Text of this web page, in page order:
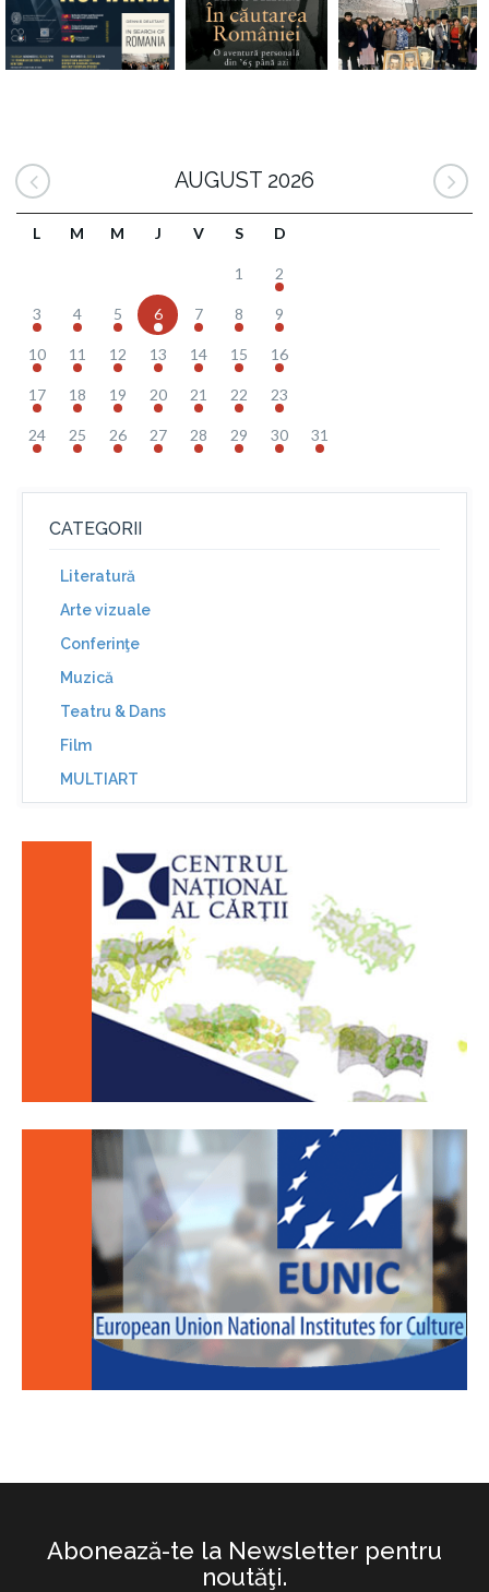
AUGUST 2026
L M M J V S D
1 2
3 4 5 6 7 8 9
10 11 12 13 14 15 16
17 18 19 20 21 22 23
24 25 26 27 28 29 30 31
CATEGORII
Literatură
Arte vizuale
Conferinţe
Muzică
Teatru & Dans
Film
MULTIART
Abonează-te la Newsletter pentru
noutăţi.